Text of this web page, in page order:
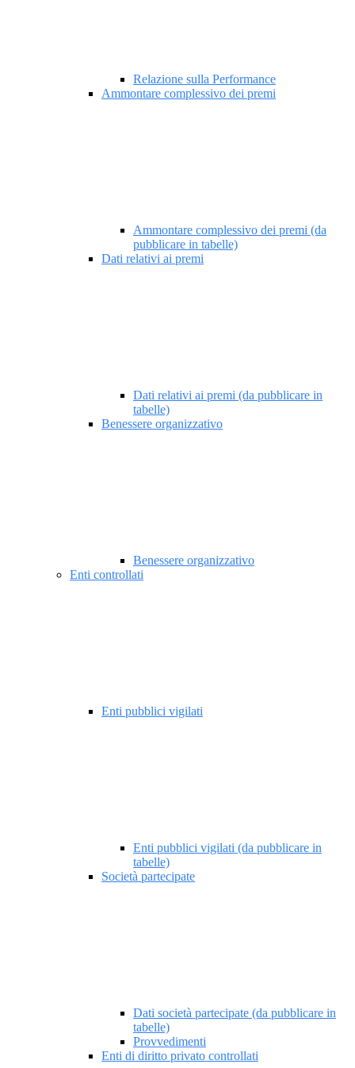
Relazione sulla Performance
Ammontare complessivo dei premi
Ammontare complessivo dei premi (da
pubblicare in tabelle)
Dati relativi ai premi
Dati relativi ai premi (da pubblicare in
tabelle)
Benessere organizzativo
Benessere organizzativo
Enti controllati
Enti pubblici vigilati
Enti pubblici vigilati (da pubblicare in
tabelle)
Società partecipate
Dati società partecipate (da pubblicare in
tabelle)
Provvedimenti
Enti di diritto privato controllati